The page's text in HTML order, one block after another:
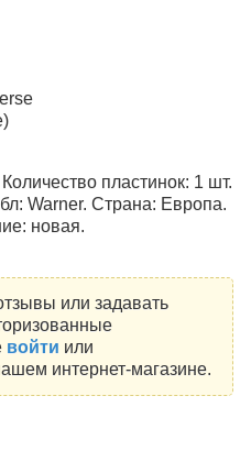
пластинок: 1 шт.
Warner. Страна: Европа.
новая.
или задавать
войти или
интернет-магазине.